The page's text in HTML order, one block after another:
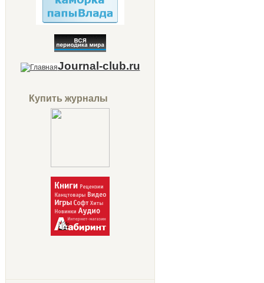
Journal-club.ru
Купить журналы